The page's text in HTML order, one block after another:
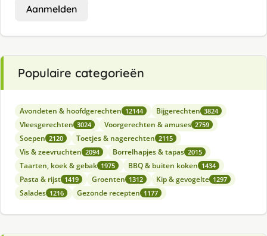
Aanmelden
Populaire categorieën
Avondeten & hoofdgerechten 12144 Bijgerechten 3824
Vleesgerechten 3024 Voorgerechten & amuses 2759
Soepen 2120 Toetjes & nagerechten 2115
Vis & zeevruchten 2094 Borrelhapjes & tapas 2015
Taarten, koek & gebak 1975 BBQ & buiten koken 1434
Pasta & rijst 1419 Groenten 1312 Kip & gevogelte 1297
Salades 1216 Gezonde recepten 1177